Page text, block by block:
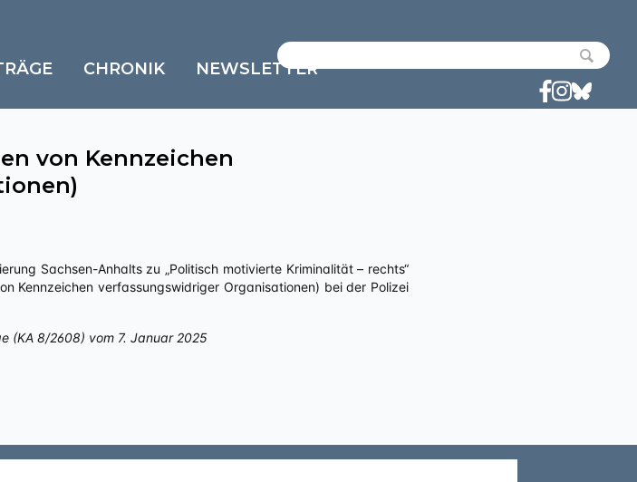
CHRONIK NEWSLETTER
von Kennzeichen
Kennzeichen verfassungswidriger Organisationen) bei der Polizei
(KA 8/2608) vom 7. Januar 2025